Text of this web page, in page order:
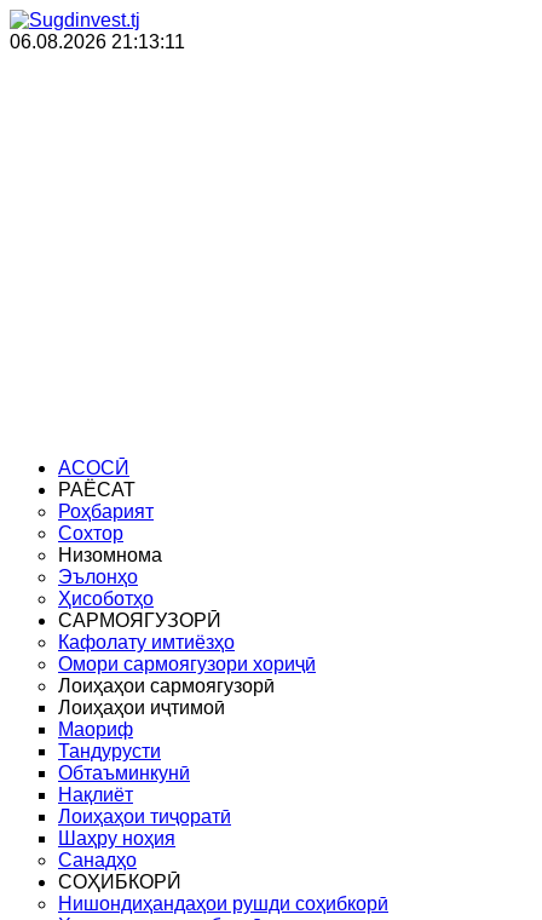
06.08.2026 21:13:12
АСОСӢ
РАЁСАТ
Роҳбарият
Сохтор
Низомнома
Эълонҳо
Ҳисоботҳо
САРМОЯГУЗОРӢ
Кафолату имтиёзҳо
Омори сармоягузори хориҷӣ
Лоиҳаҳои сармоягузорӣ
Лоиҳаҳои иҷтимоӣ
Маориф
Тандурусти
Обтаъминкунӣ
Нақлиёт
Лоиҳаҳои тиҷоратӣ
Шаҳру ноҳия
Санадҳо
СОҲИБКОРӢ
Нишондиҳандаҳои рушди соҳибкорӣ